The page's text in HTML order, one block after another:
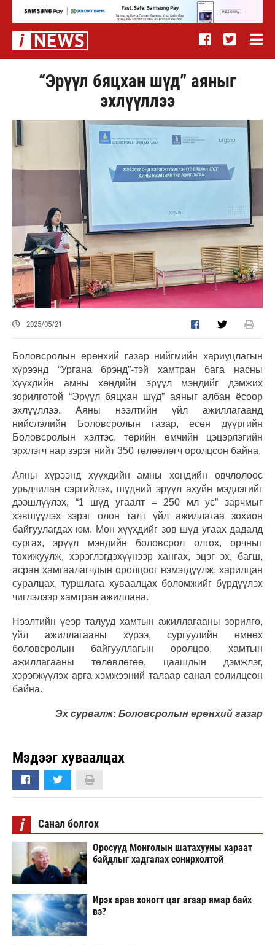
“Эрүүл бяцхан шүд” аяныг
эхлүүллээ
2025/05/21
Боловсролын ерөнхий газар нийгмийн хариуцлагын
хүрээнд “Ургана брэнд”-тэй хамтран бага насны
хүүхдийн амны хөндийн эрүүл мэндийг дэмжих
зорилготой “Эрүүл бяцхан шүд” аяныг албан ёсоор
эхлүүллээ. Аяны нээлтийн үйл ажиллагаанд
нийслэлийн Боловсролын газар, есөн дүүргийн
Боловсролын хэлтэс, төрийн өмчийн цэцэрлэгийн
эрхлэгч нар зэрэг нийт 350 төлөөлөгч оролцсон байна.
Аяны хүрээнд хүүхдийн амны хөндийн өвчлөлөөс
урьдчилан сэргийлэх, шүдний эрүүл ахуйн мэдлэгийг
дээшлүүлэх, “1 шүд угаалт = 250 мл ус” зарчмыг
хэвшүүлэх зэрэг олон талт үйл ажиллагаа зохион
байгуулагдах юм. Мөн хүүхдийг зөв шүд угаах дадалд
сургах, эрүүл мэндийн боловсрол олгох, орчныг
тохижуулж, хэрэглэгдэхүүнээр хангах, эцэг эх, багш,
асран хамгаалагчдын оролцоог нэмэгдүүлж, харилцан
суралцах, туршлага хуваалцах боломжийг бүрдүүлэх
чиглэлээр хамтран ажиллана.
Нээлтийн үеэр талууд хамтын ажиллагааны зорилго,
үйл ажиллагааны хүрээ, сургуулийн өмнөх
боловсролын байгууллагын оролцоо, хамтын
ажиллагааны төлөвлөгөө, цаашдын дэмжлэг,
хэрэгжүүлэх арга хэмжээний талаар санал солилцсон
байна.
Эх сурвалж: Боловсролын ерөнхий газар
Мэдээг хуваалцах
i Санал болгох
Оросууд Монголын шатахууны хараат
байдлыг хадгалах сонирхолтой
Ирэх арав хоногт цаг агаар ямар байх
вэ?